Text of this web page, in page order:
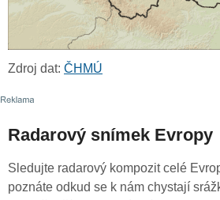
Zdroj dat: ČHMÚ
Radarový snímek Evropy
Sledujte radarový kompozit celé
poznáte odkud se k nám chystají